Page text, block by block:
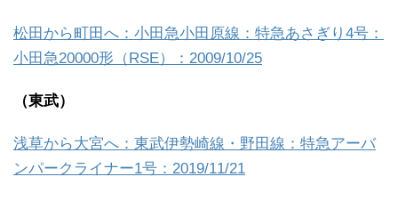
松田から町田へ：小田急小田原線：特急あさぎり4号：
小田急20000形（RSE）：2009/10/25
（東武）
浅草から大宮へ：東武伊勢崎線・野田線：特急アーバ
ンパークライナー1号：2019/11/21